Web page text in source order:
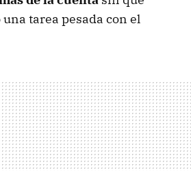
tarea pesada con el